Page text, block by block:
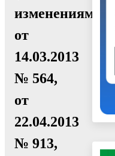
изменениями
от
14.03.2013
№ 564,
от
22.04.2013
№ 913,